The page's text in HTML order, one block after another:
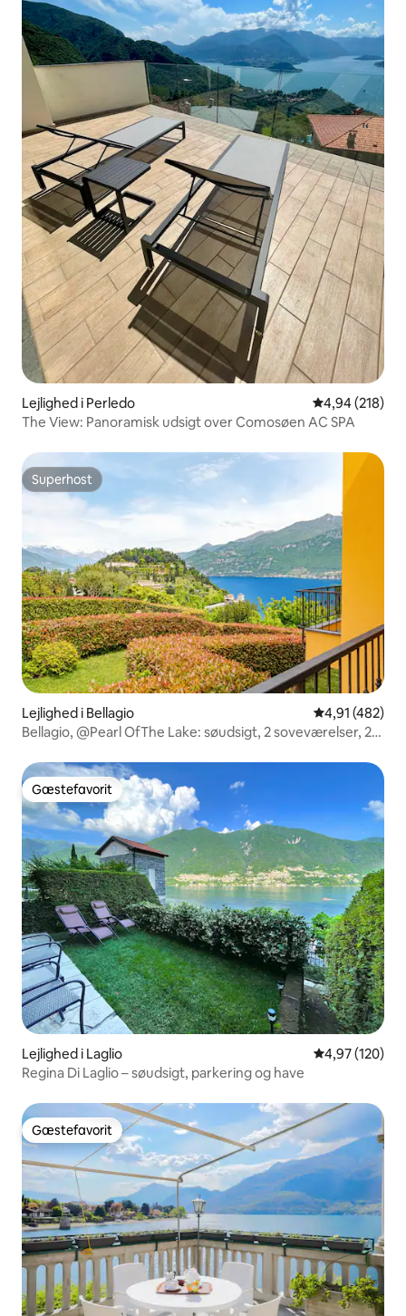
Lejlighed i Perledo 4,94 ud af 5 i
4,94 (218)
The View: Panoramisk udsigt over Comosøen AC SPA
Superhost
Superhost
Lejlighed i Bellagio 4,91 ud af 5 i
4,91 (482)
Bellagio, @Pearl OfThe Lake: søudsigt, 2 soveværelser, 2
Gæstefavorit
Gæstefavorit
Lejlighed i Laglio 4,97 ud af 5 i
4,97 (120)
Regina Di Laglio – søudsigt, parkering og have
Gæstefavorit
Gæstefavorit